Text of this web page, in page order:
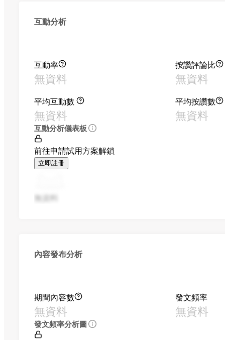
互動分析
互動率
無資料
按讚評論比
無資料
平均互動數
無資料
平均按讚數
無資料
互動分析儀表板
前往申請試用方案解鎖
立即註冊
無資料
內容發布分析
期間內容數
無資料
發文頻率
無資料
發文頻率分析圖